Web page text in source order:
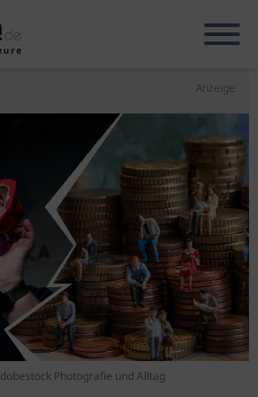
Anzeige
Photografie und Alltag